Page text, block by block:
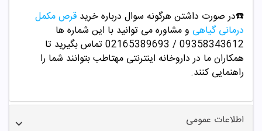
☎️در صورت داشتن هرگونه سوال درباره خرید قرص مکمل
درمانی گیاهی و مشاوره می توانید با این شماره ها
09358343612 / 02165389693
تماس بگیرید تا
همکاران ما در داروخانه اینترنتی مهتاطب بتوانند شما را
راهنمایی کنند.
اطلاعات عمومی